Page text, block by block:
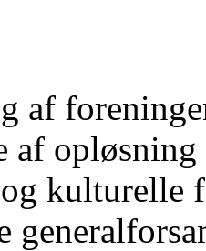
af
opløsning
kulturelle